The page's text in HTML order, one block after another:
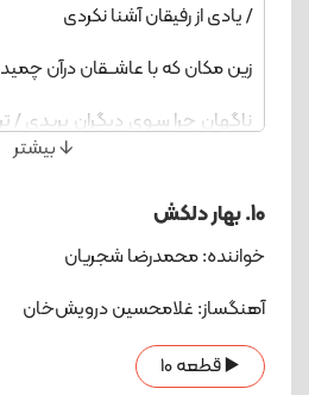
/ یادی از رفیقان آشنا نکردی
زین مکان که با عاشــقان درآن
ناگهان چرا سـوی دیگران پریدی /
بدگمان گشتم بر تو باری، بـی وفا
بود جانا، کز وفا گردی، از سر من،
ای شکسته‌دل، عاشقی ز سر به در
🡫 بیشتر
10. بهار دلکش
خواننده: محمدرضا شجریان
آهنگساز: غلامحسین درویش‌خان
▶️ قطعه 10